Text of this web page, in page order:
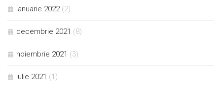
ianuarie 2022 (2)
decembrie 2021 (8)
noiembrie 2021 (3)
iulie 2021 (1)